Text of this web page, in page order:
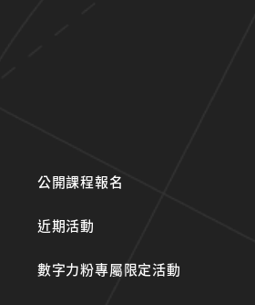
公開課程報名
近期活動
數字力粉專屬限定活動